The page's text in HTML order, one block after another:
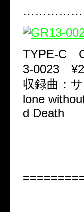
TYPE-C
3-0023
収録曲：
lone
d Death